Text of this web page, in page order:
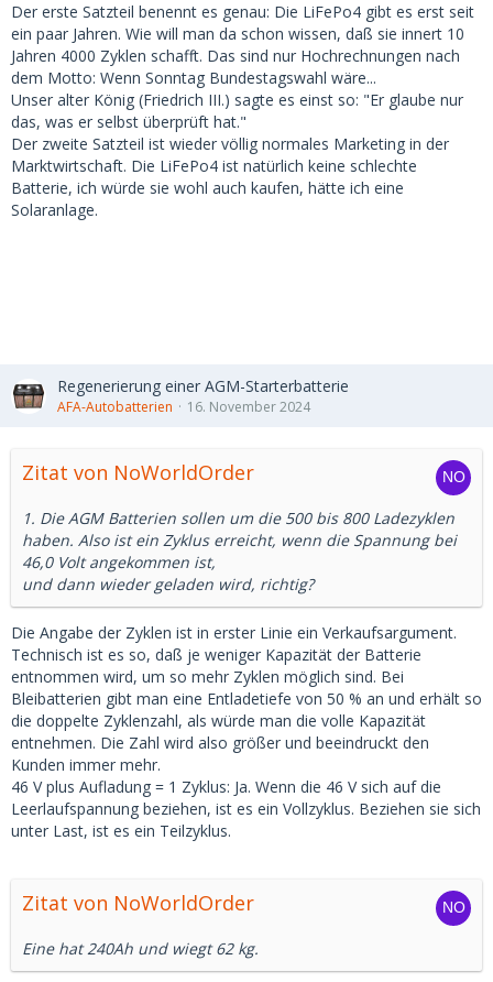
Der erste Satzteil benennt es genau: Die LiFePo4 gibt es erst seit
ein paar Jahren. Wie will man da schon wissen, daß sie innert 10
Jahren 4000 Zyklen schafft. Das sind nur Hochrechnungen nach
dem Motto: Wenn Sonntag Bundestagswahl wäre...
Unser alter König (Friedrich III.) sagte es einst so: "Er glaube nur
das, was er selbst überprüft hat."
Der zweite Satzteil ist wieder völlig normales Marketing in der
Marktwirtschaft. Die LiFePo4 ist natürlich keine schlechte
Batterie, ich würde sie wohl auch kaufen, hätte ich eine
Solaranlage.
Regenerierung einer AGM-Starterbatterie
AFA-Autobatterien 16. November 2024
Zitat von NoWorldOrder
1. Die AGM Batterien sollen um die 500 bis 800 Ladezyklen
haben. Also ist ein Zyklus erreicht, wenn die Spannung bei
46,0 Volt angekommen ist,
und dann wieder geladen wird, richtig?
Die Angabe der Zyklen ist in erster Linie ein Verkaufsargument.
Technisch ist es so, daß je weniger Kapazität der Batterie
entnommen wird, um so mehr Zyklen möglich sind. Bei
Bleibatterien gibt man eine Entladetiefe von 50 % an und erhält so
die doppelte Zyklenzahl, als würde man die volle Kapazität
entnehmen. Die Zahl wird also größer und beeindruckt den
Kunden immer mehr.
46 V plus Aufladung = 1 Zyklus: Ja. Wenn die 46 V sich auf die
Leerlaufspannung beziehen, ist es ein Vollzyklus. Beziehen sie sich
unter Last, ist es ein Teilzyklus.
Zitat von NoWorldOrder
Eine hat 240Ah und wiegt 62 kg.